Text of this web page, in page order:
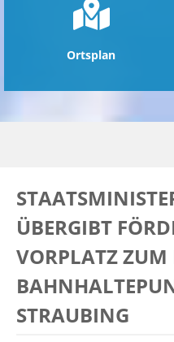
Ortsplan
ÜBERGIBT
VORPLATZ ZUM
STRAUBING